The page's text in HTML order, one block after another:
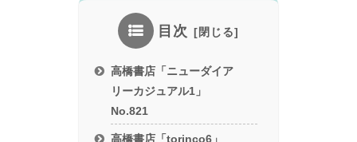
目次
高橋書店「ニューダイア
リーカジュアル1」
No.821
高橋書店「torinco6」